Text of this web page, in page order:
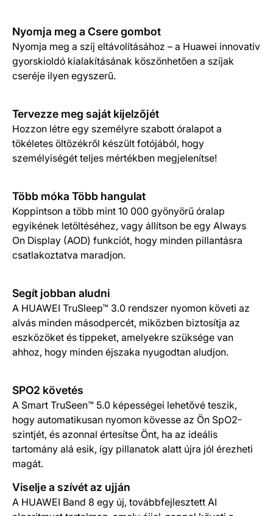
Nyomja meg a Csere gombot
Nyomja meg a szíj eltávolításához – a Huawei innovatív
gyorskioldó kialakításának köszönhetően a szíjak
cseréje ilyen egyszerű.
Tervezze meg saját kijelzőjét
Hozzon létre egy személyre szabott óralapot a
tökéletes öltözékről készült fotójából, hogy
személyiségét teljes mértékben megjelenítse!
Több móka Több hangulat
Koppintson a több mint 10 000 gyönyörű óralap
egyikének letöltéséhez, vagy állítson be egy Always
On Display (AOD) funkciót, hogy minden pillantásra
csatlakoztatva maradjon.
Segít jobban aludni
A HUAWEI TruSleep™ 3.0 rendszer nyomon követi az
alvás minden másodpercét, miközben biztosítja az
eszközöket és tippeket, amelyekre szüksége van
ahhoz, hogy minden éjszaka nyugodtan aludjon.
SPO2 követés
A Smart TruSeen™ 5.0 képességei lehetővé teszik,
hogy automatikusan nyomon kövesse az Ön SpO2-
szintjét, és azonnal értesítse Önt, ha az ideális
tartomány alá esik, így pillanatok alatt újra jól érezheti
magát.
Viselje a szívét az ujján
A HUAWEI Band 8 egy új, továbbfejlesztett AI